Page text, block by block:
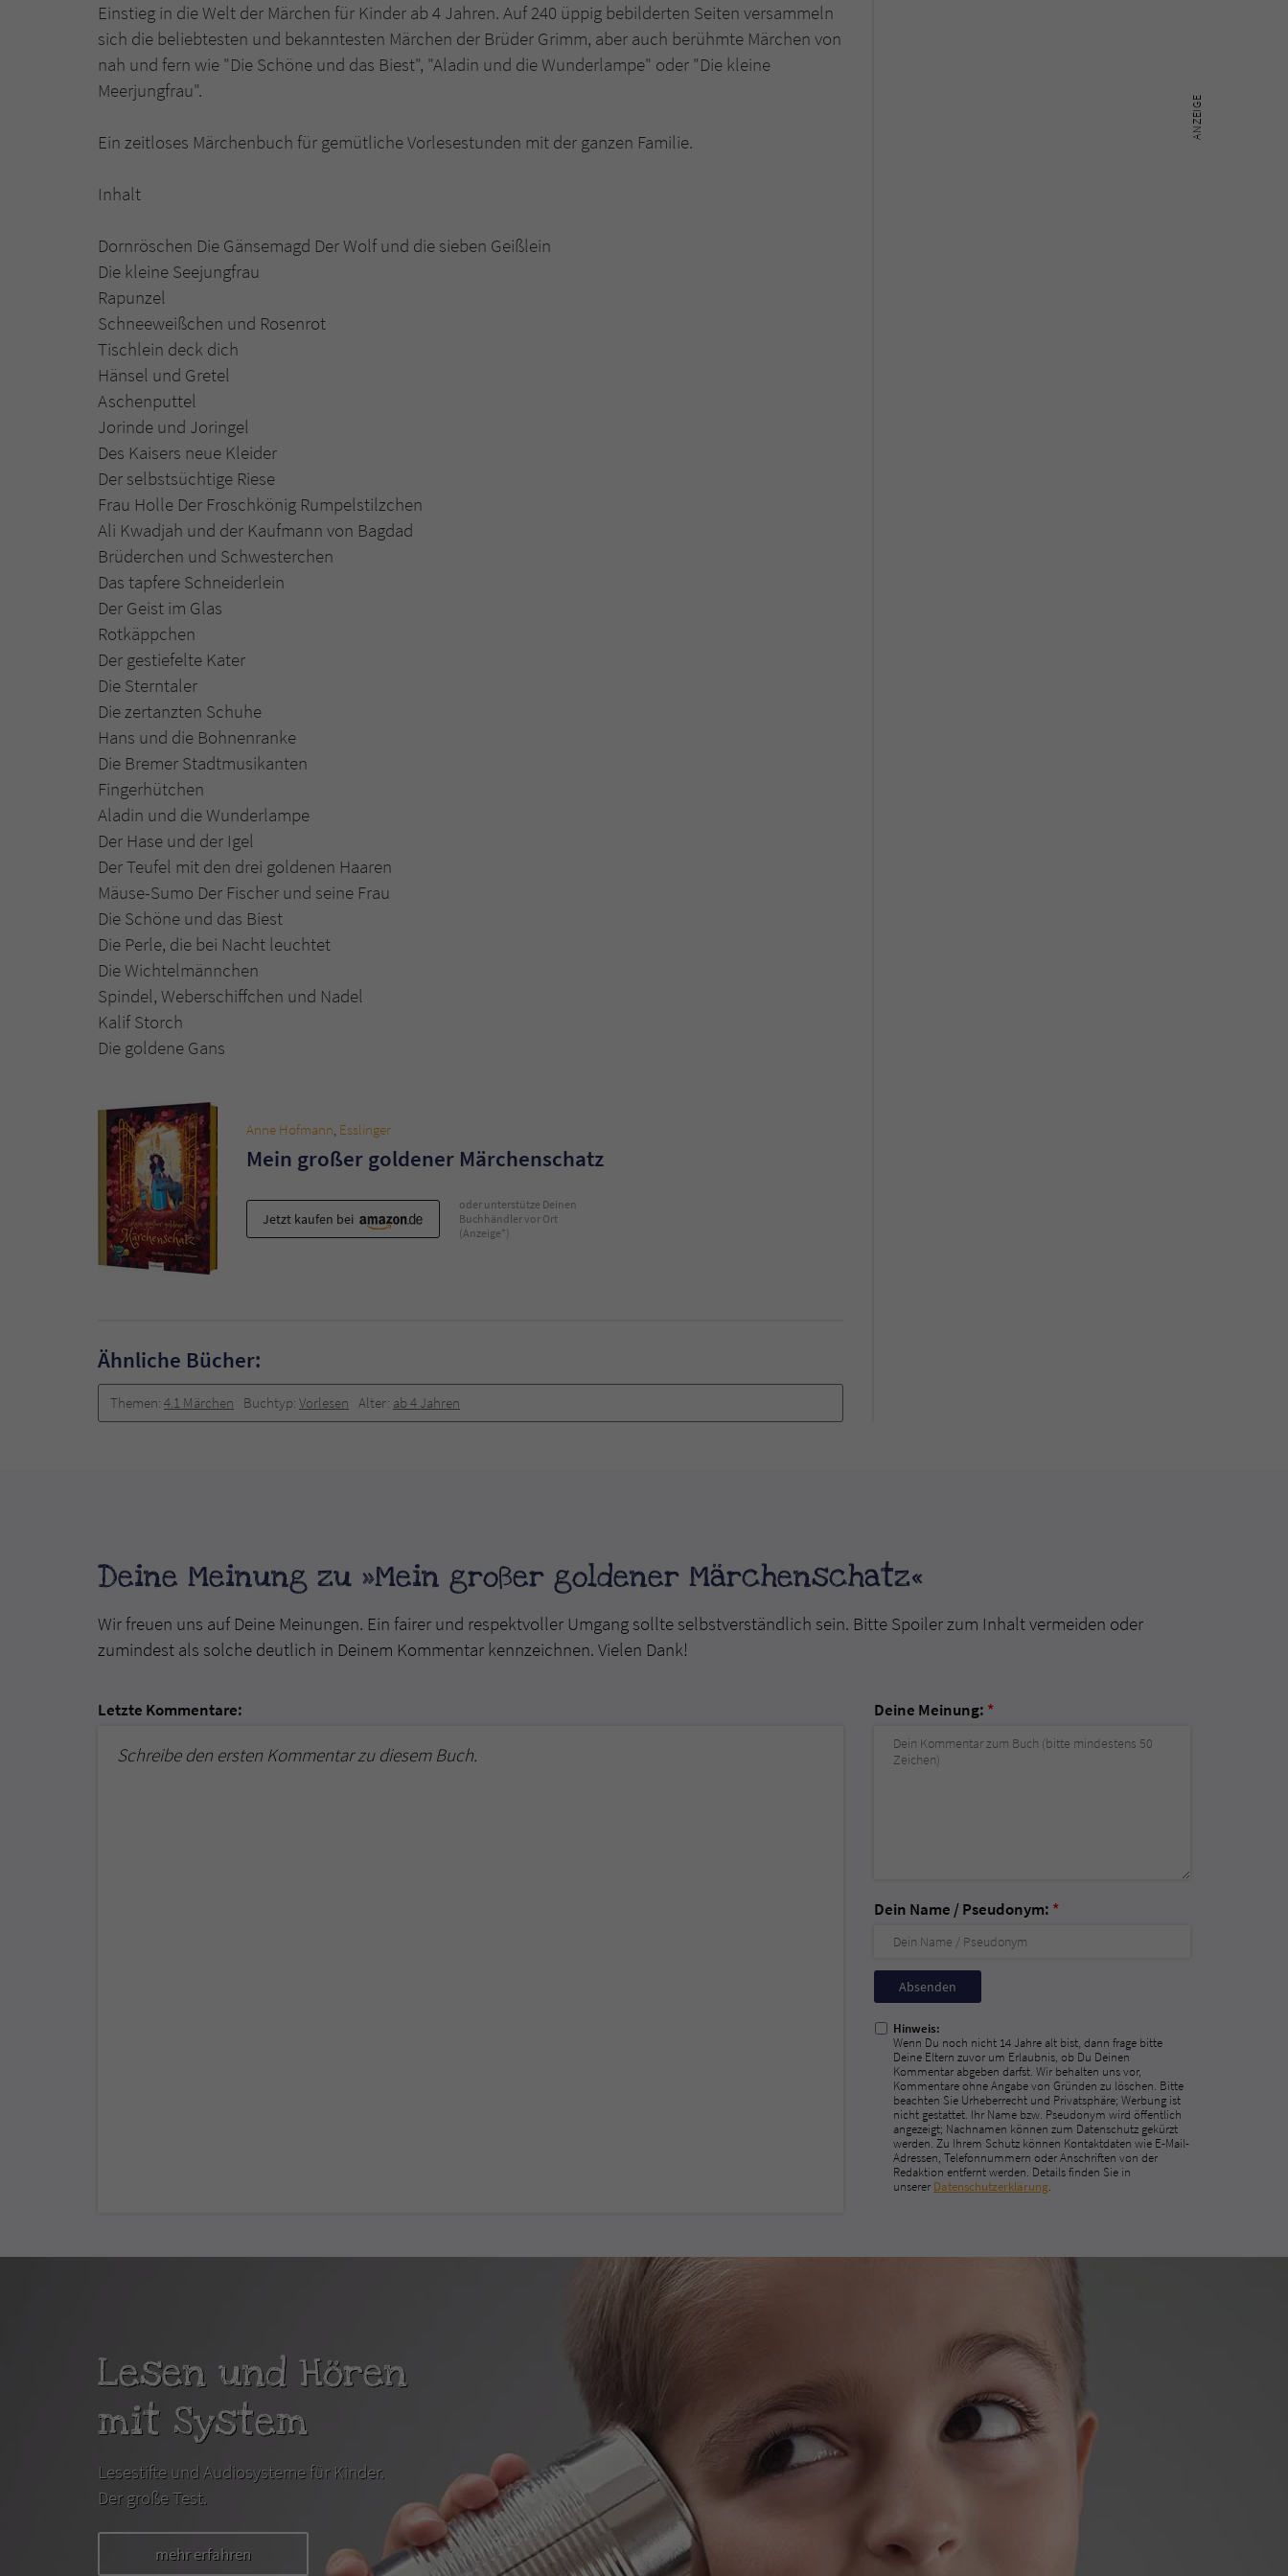
Einstieg in die Welt der Märchen für Kinder ab 4 Jahren. Auf 240 üppig bebilderten Seiten versammeln
sich die beliebtesten und bekanntesten Märchen der Brüder Grimm, aber auch berühmte Märchen von
nah und fern wie "Die Schöne und das Biest", "Aladin und die Wunderlampe" oder "Die kleine
Meerjungfrau".
Ein zeitloses Märchenbuch für gemütliche Vorlesestunden mit der ganzen Familie.
Inhalt
Dornröschen Die Gänsemagd Der Wolf und die sieben Geißlein
Die kleine Seejungfrau
Rapunzel
Schneeweißchen und Rosenrot
Tischlein deck dich
Hänsel und Gretel
Aschenputtel
Jorinde und Joringel
Des Kaisers neue Kleider
Der selbstsüchtige Riese
Frau Holle Der Froschkönig Rumpelstilzchen
Ali Kwadjah und der Kaufmann von Bagdad
Brüderchen und Schwesterchen
Das tapfere Schneiderlein
Der Geist im Glas
Rotkäppchen
Der gestiefelte Kater
Die Sterntaler
Die zertanzten Schuhe
Hans und die Bohnenranke
Die Bremer Stadtmusikanten
Fingerhütchen
Aladin und die Wunderlampe
Der Hase und der Igel
Der Teufel mit den drei goldenen Haaren
Mäuse-Sumo Der Fischer und seine Frau
Die Schöne und das Biest
Die Perle, die bei Nacht leuchtet
Die Wichtelmännchen
Spindel, Weberschiffchen und Nadel
Kalif Storch
Die goldene Gans
Anne Hofmann, Esslinger
Mein großer goldener Märchenschatz
Jetzt kaufen bei
oder unterstütze Deinen
Buchhändler vor Ort
(Anzeige*)
Ähnliche Bücher:
Themen: 4.1 Märchen Buchtyp: Vorlesen Alter: ab 4 Jahren
Deine Meinung zu »Mein großer goldener Märchenschatz«
Wir freuen uns auf Deine Meinungen. Ein fairer und respektvoller Umgang sollte selbstverständlich sein. Bitte Spoiler zum Inhalt vermeiden oder
zumindest als solche deutlich in Deinem Kommentar kennzeichnen. Vielen Dank!
Letzte Kommentare:
Schreibe den ersten Kommentar zu diesem Buch.
Deine Meinung: *
Dein Name / Pseudonym: *
Nicht
ausfüllen!
Hinweis:
Wenn Du noch nicht 14 Jahre alt bist, dann frage bitte
Deine Eltern zuvor um Erlaubnis, ob Du Deinen
Kommentar abgeben darfst. Wir behalten uns vor,
Kommentare ohne Angabe von Gründen zu löschen. Bitte
beachten Sie Urheberrecht und Privatsphäre; Werbung ist
nicht gestattet. Ihr Name bzw. Pseudonym wird öffentlich
angezeigt; Nachnamen können zum Datenschutz gekürzt
werden. Zu Ihrem Schutz können Kontaktdaten wie E-Mail-
Adressen, Telefonnummern oder Anschriften von der
Redaktion entfernt werden. Details finden Sie in
unserer Datenschutzerklärung.
Lesen und Hören
mit System
Lesestifte und Audiosysteme für Kinder.
Der große Test.
mehr erfahren
Name tx_pwcomments_ahash
Laufzeit 1 Jahr
Name